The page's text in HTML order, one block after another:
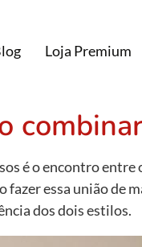
Loja Premium
é o encontro entre
essa união de
dos dois estilos.